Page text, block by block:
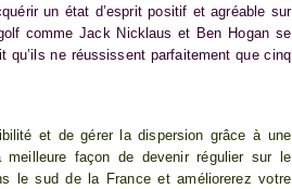
un état d’esprit positif et agréable sur
comme Jack Nicklaus et Ben Hogan se
ne réussissent parfaitement que cinq
et de gérer la dispersion grâce à une
façon de devenir régulier sur le
le sud de la France et améliorerez votre